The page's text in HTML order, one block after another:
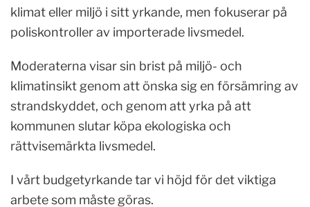
klimat eller miljö i sitt yrkande, men fokuserar på
poliskontroller av importerade livsmedel.
Moderaterna visar sin brist på miljö- och
klimatinsikt genom att önska sig en försämring av
strandskyddet, och genom att yrka på att
kommunen slutar köpa ekologiska och
rättvisemärkta livsmedel.
I vårt budgetyrkande tar vi höjd för det viktiga
arbete som måste göras.